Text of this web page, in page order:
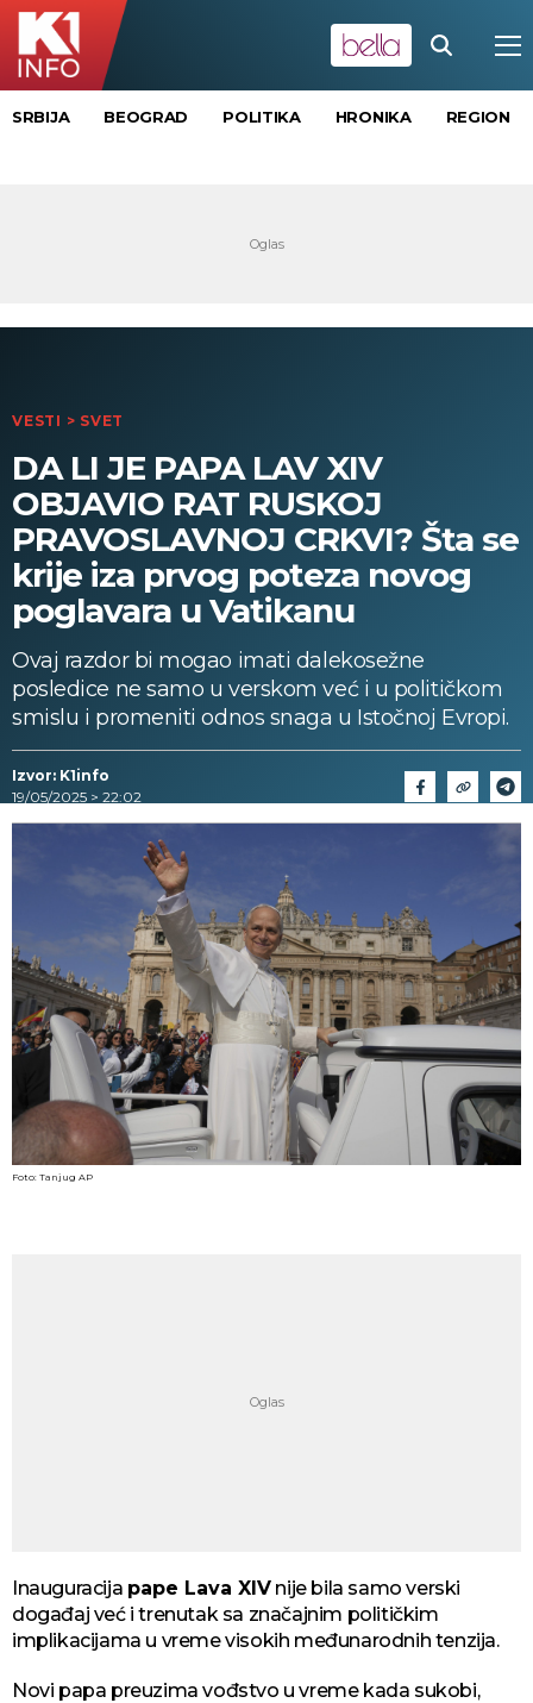
SRBIJA BEOGRAD POLITIKA HRONIKA REGION
VESTI > SVET
DA LI JE PAPA LAV XIV
OBJAVIO RAT RUSKOJ
PRAVOSLAVNOJ CRKVI? Šta se
krije iza prvog poteza novog
poglavara u Vatikanu
Ovaj razdor bi mogao imati dalekosežne
posledice ne samo u verskom već i u političkom
smislu i promeniti odnos snaga u Istočnoj Evropi.
Izvor: K1info
19/05/2025 > 22:02
Foto: Tanjug AP
Inauguracija pape Lava XIVnije bila samo verski
događaj već i trenutak sa značajnim političkim
implikacijama u vreme visokih međunarodnih tenzija.
Novi papa preuzima vođstvo u vreme kada sukobi,